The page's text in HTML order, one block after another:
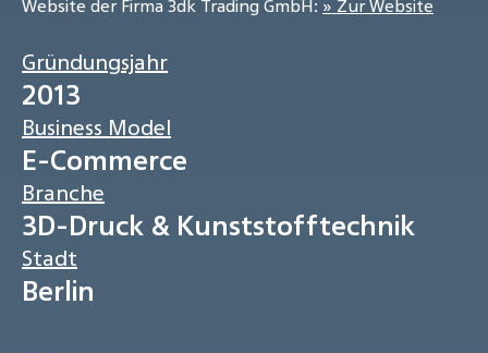
Website der Firma 3dk Trading GmbH: » Zur Website
Gründungsjahr
2013
Business Model
E-Commerce
Branche
3D-Druck & Kunststofftechnik
Stadt
Berlin